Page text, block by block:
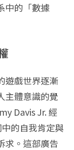
中的「數據
遊戲世界逐漸
主體意識的覺
Davis Jr. 經
的自我肯定與
求。這部廣告